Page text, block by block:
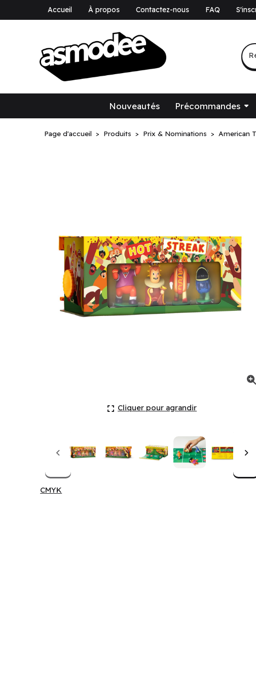
Accueil À propos Contactez-nous FAQ
Nouveautés Précommandes
Page d'accueil Produits Prix & Nominations American
Cliquer pour agrandir
CMYK